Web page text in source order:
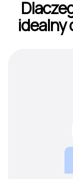
idealny